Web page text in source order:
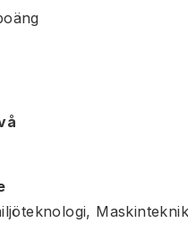
Maskinteknik